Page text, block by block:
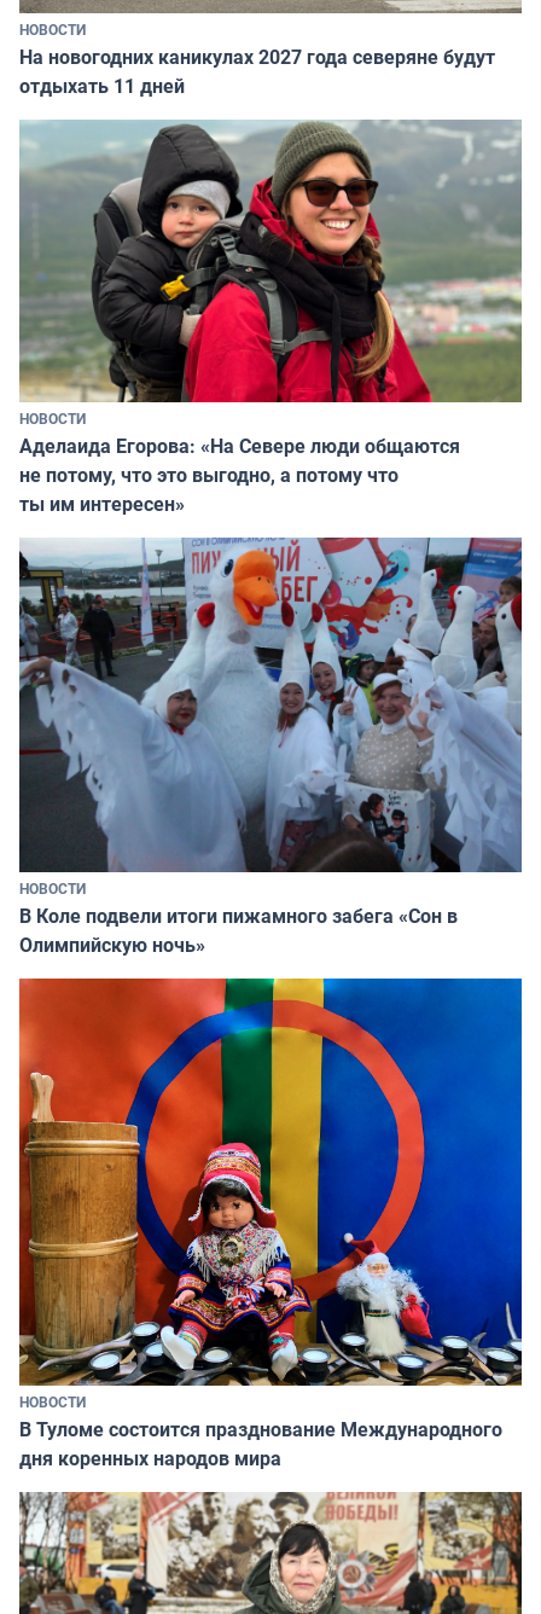
НОВОСТИ
На новогодних каникулах 2027 года северяне будут
отдыхать 11 дней
НОВОСТИ
Аделаида Егорова: «На Севере люди общаются
не потому, что это выгодно, а потому что
ты им интересен»
НОВОСТИ
В Коле подвели итоги пижамного забега «Сон в
Олимпийскую ночь»
НОВОСТИ
В Туломе состоится празднование Международного
дня коренных народов мира